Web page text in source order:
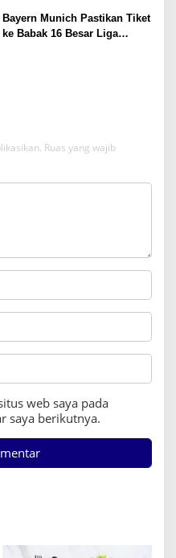
Bayern Munich Pastikan Tiket
ke Babak 16 Besar Liga
Ruas yang wajib
web saya pada
saya berikutnya.